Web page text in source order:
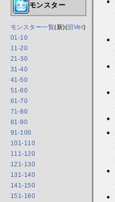
モンスター
モンスター一覧(新)( 旧Ver)
01-10
11-20
21-30
31-40
41-50
51-60
61-70
71-80
81-90
91-100
101-110
111-120
121-130
131-140
141-150
151-160